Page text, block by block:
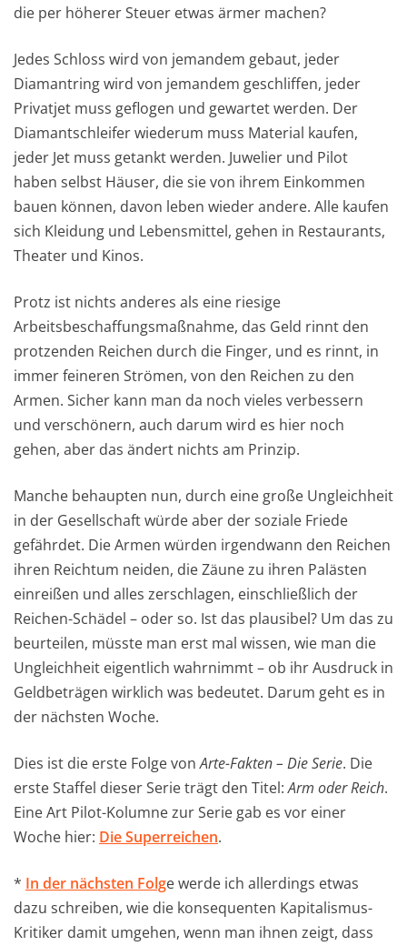
die per höherer Steuer etwas ärmer machen?
Jedes Schloss wird von jemandem gebaut, jeder
Diamantring wird von jemandem geschliffen, jeder
Privatjet muss geflogen und gewartet werden. Der
Diamantschleifer wiederum muss Material kaufen,
jeder Jet muss getankt werden. Juwelier und Pilot
haben selbst Häuser, die sie von ihrem Einkommen
bauen können, davon leben wieder andere. Alle kaufen
sich Kleidung und Lebensmittel, gehen in Restaurants,
Theater und Kinos.
Protz ist nichts anderes als eine riesige
Arbeitsbeschaffungsmaßnahme, das Geld rinnt den
protzenden Reichen durch die Finger, und es rinnt, in
immer feineren Strömen, von den Reichen zu den
Armen. Sicher kann man da noch vieles verbessern
und verschönern, auch darum wird es hier noch
gehen, aber das ändert nichts am Prinzip.
Manche behaupten nun, durch eine große Ungleichheit
in der Gesellschaft würde aber der soziale Friede
gefährdet. Die Armen würden irgendwann den Reichen
ihren Reichtum neiden, die Zäune zu ihren Palästen
einreißen und alles zerschlagen, einschließlich der
Reichen-Schädel – oder so. Ist das plausibel? Um das zu
beurteilen, müsste man erst mal wissen, wie man die
Ungleichheit eigentlich wahrnimmt – ob ihr Ausdruck in
Geldbeträgen wirklich was bedeutet. Darum geht es in
der nächsten Woche.
Dies ist die erste Folge vonArte-Fakten – Die Serie. Die
erste Staffel dieser Serie trägt den Titel:Arm oder Reich.
Eine Art Pilot-Kolumne zur Serie gab es vor einer
Woche hier: Die Superreichen.
* In der nächsten Folge werde ich allerdings etwas
dazu schreiben, wie die konsequenten Kapitalismus-
Kritiker damit umgehen, wenn man ihnen zeigt, dass